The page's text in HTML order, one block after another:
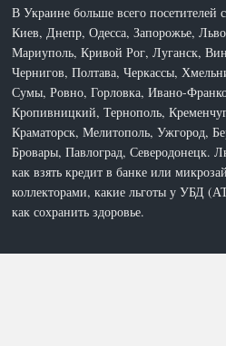
В Украине больше всего посетителей
Киев, Днепр, Одесса, Запорожье,
Мариуполь, Кривой Рог, Луганск,
Чернигов, Полтава, Черкассы,
Сумы, Ровно, Горловка, Ивано-
Кропивницкий, Тернополь,
Краматорск, Мелитополь, Ужгород,
Бровары, Павлоград,
как взять кредит в банке или
коллекторами, какие льготы у УБД
как сохранить здоровье.